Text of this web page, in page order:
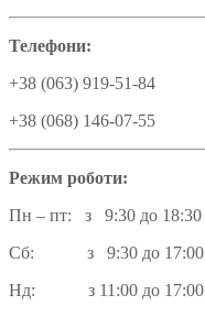
Телефони:
+38 (063) 919-51-84
+38 (068) 146-07-55
Режим роботи:
Пн – пт: з 9:30 до 18:30
Сб: з 9:30 до 17:00
Нд: з 11:00 до 17:00